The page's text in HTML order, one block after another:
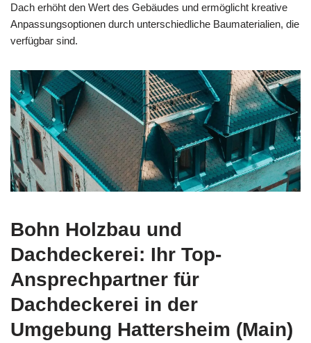
Dach erhöht den Wert des Gebäudes und ermöglicht kreative
Anpassungsoptionen durch unterschiedliche Baumaterialien, die
verfügbar sind.
Bohn Holzbau und
Dachdeckerei: Ihr Top-
Ansprechpartner für
Dachdeckerei in der
Umgebung Hattersheim (Main)